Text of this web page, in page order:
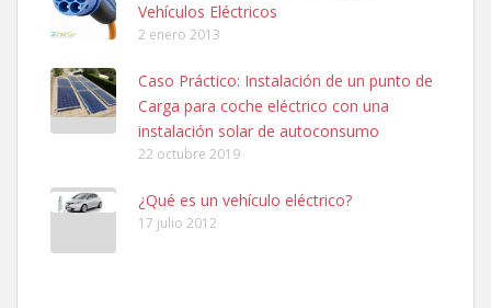
Vehículos Eléctricos
2 enero 2013
Caso Práctico: Instalación de un punto de
Carga para coche eléctrico con una
instalación solar de autoconsumo
22 octubre 2019
¿Qué es un vehículo eléctrico?
17 julio 2012